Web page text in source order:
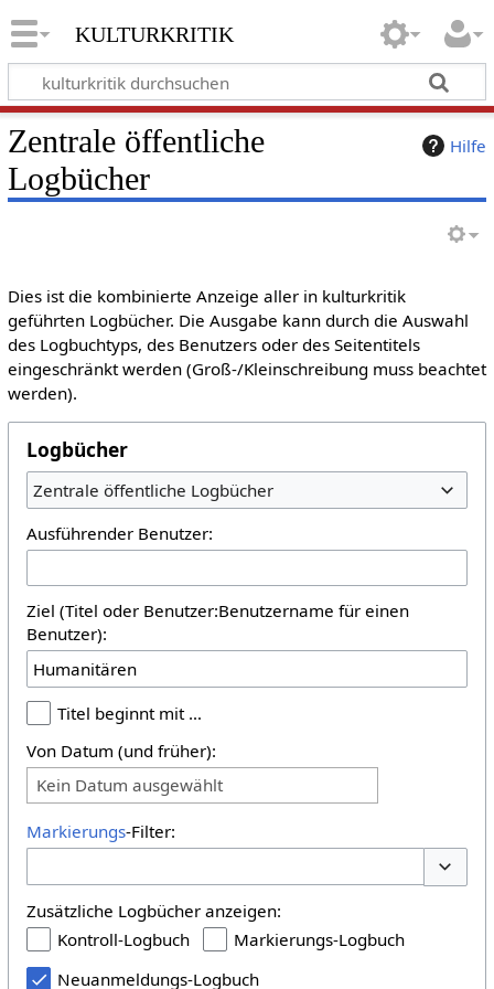
kulturkritik
Hilfe
Zentrale öffentliche
Logbücher
Dies ist die kombinierte Anzeige aller in kulturkritik
geführten Logbücher. Die Ausgabe kann durch die Auswahl
des Logbuchtyps, des Benutzers oder des Seitentitels
eingeschränkt werden (Groß-/Kleinschreibung muss beachtet
werden).
Logbücher
Zentrale öffentliche Logbücher
Ausführender Benutzer:
Ziel (Titel oder Benutzer:Benutzername für einen
Benutzer):
Titel beginnt mit …
Von Datum (und früher):
Kein Datum ausgewählt
Markierungs-Filter:
Zusätzliche Logbücher anzeigen:
Kontroll-Logbuch
Markierungs-Logbuch
Neuanmeldungs-Logbuch